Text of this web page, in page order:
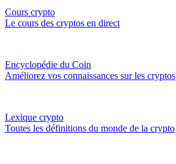
Cours crypto
Le cours des cryptos en direct
Encyclopédie du Coin
Améliorez vos connaissances sur les cryptos
Lexique crypto
Toutes les définitions du monde de la crypto